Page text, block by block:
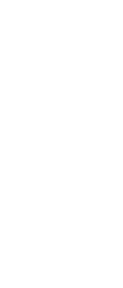
vallitsevaa
positioita
kasvavat
tunnistaa
voivat
viitata